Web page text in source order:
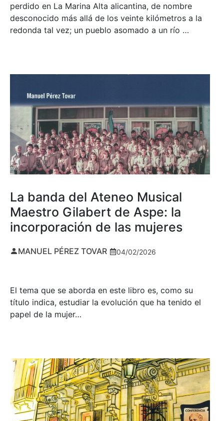
perdido en La Marina Alta alicantina, de nombre
desconocido más allá de los veinte kilómetros a la
redonda tal vez; un pueblo asomado a un río …
La banda del Ateneo Musical
Maestro Gilabert de Aspe: la
incorporación de las mujeres
MANUEL PÉREZ TOVAR 04/02/2026
El tema que se aborda en este libro es, como su
título indica, estudiar la evolución que ha tenido el
papel de la mujer…